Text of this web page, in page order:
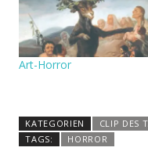
Art-Horror
KATEGORIEN
CLIP DES
TAGS:
HORROR